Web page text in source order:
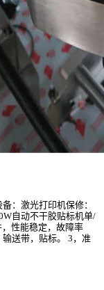
：激光打印机保修：
自动不干胶贴标机单/
性能稳定，故障率
送带，贴标。 3，准